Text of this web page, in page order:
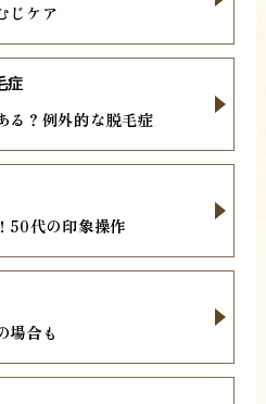
じケア
る？例外的な脱毛症
症
50代の印象操作
場合も